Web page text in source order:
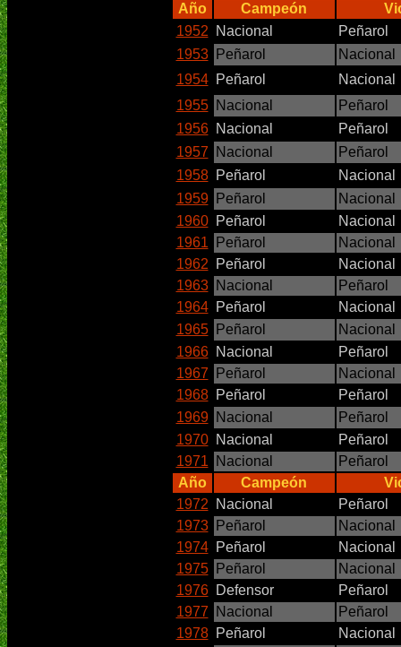
Año
Campeón
1952
Nacional
Peñarol
1953
Peñarol
Nacional
1954
Peñarol
Nacional
1955
Nacional
Peñarol
1956
Nacional
Peñarol
1957
Nacional
Peñarol
1958
Peñarol
Nacional
1959
Peñarol
Nacional
1960
Peñarol
Nacional
1961
Peñarol
Nacional
1962
Peñarol
Nacional
1963
Nacional
Peñarol
1964
Peñarol
Nacional
1965
Peñarol
Nacional
1966
Nacional
Peñarol
1967
Peñarol
Nacional
1968
Peñarol
Peñarol
1969
Nacional
Peñarol
1970
Nacional
Peñarol
1971
Nacional
Peñarol
Año
Campeón
1972
Nacional
Peñarol
1973
Peñarol
Nacional
1974
Peñarol
Nacional
1975
Peñarol
Nacional
1976
Defensor
Peñarol
1977
Nacional
Peñarol
1978
Peñarol
Nacional